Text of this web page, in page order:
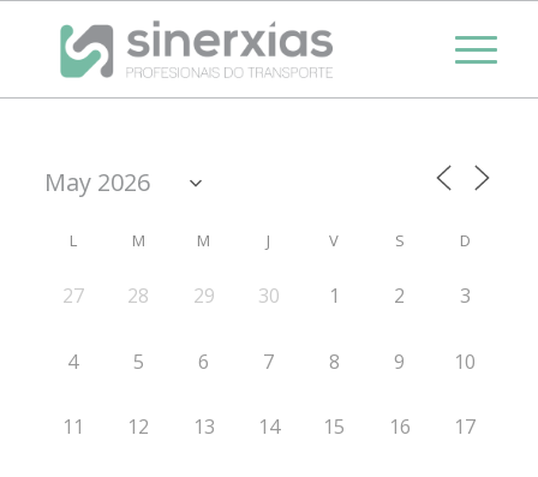
L M M J V S D
27 28 29 30 1 2 3
4 5 6 7 8 9 10
11 12 13 14 15 16 17